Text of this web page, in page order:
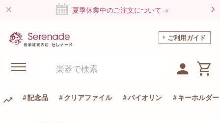
夏季休業中のご注文について→
ご利用ガイド
記念品 クリアファイル バイオリン キーホルダー